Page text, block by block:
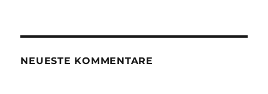
NEUESTE KOMMENTARE